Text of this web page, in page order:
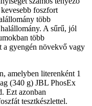
foszfort
több
A sűrű, jól
több
a gyengén növekvő vagy
amelyben literenként 1
(340 g) JBL PhosEx
Ezt azonban
tesztkészlettel.